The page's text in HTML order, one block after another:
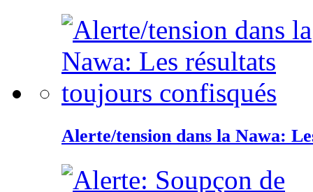
Alerte/tension dans la Nawa: